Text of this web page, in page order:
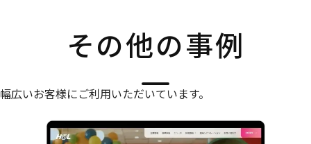
その他の事例
幅広いお客様にご利用いただいています。